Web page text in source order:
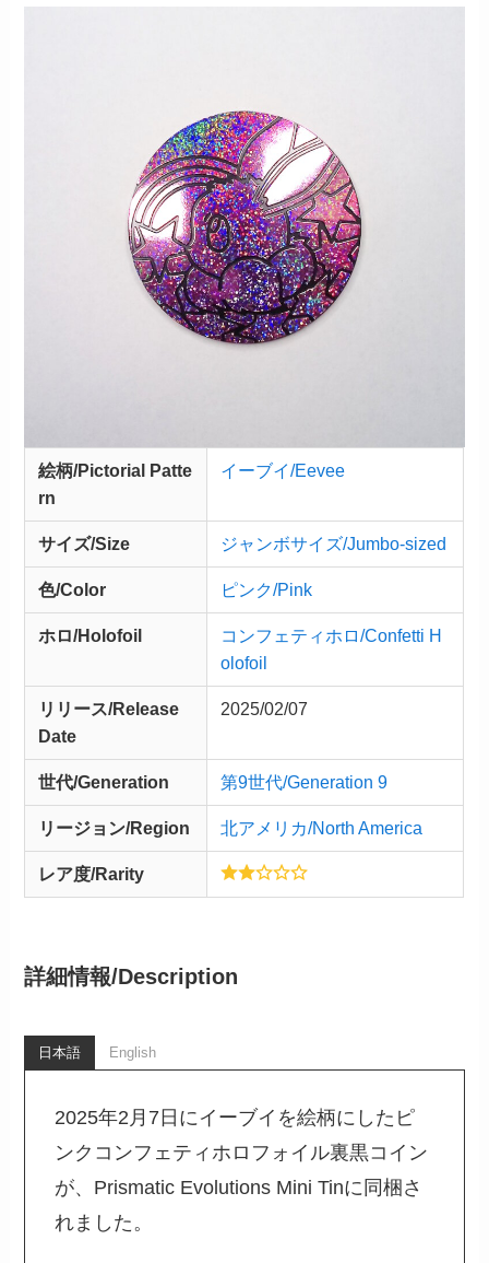
絵柄/Pictorial Patte
rn
イーブイ/Eevee
サイズ/Size ジャンボサイズ/Jumbo-sized
色/Color ピンク/Pink
ホロ/Holofoil
コンフェティホロ/Confetti H
olofoil
リリース/Release
Date
2025/02/07
世代/Generation 第9世代/Generation 9
リージョン/Region 北アメリカ/North America
レア度/Rarity
詳細情報/Description
日本語 English
2025年2月7日にイーブイを絵柄にしたピ
ンクコンフェティホロフォイル裏黒コイン
が、Prismatic Evolutions Mini Tinに同梱さ
れました。